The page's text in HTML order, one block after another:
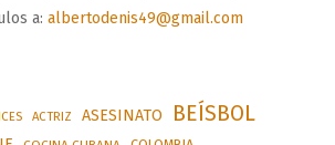
a: albertodenis49@gmail.com
ACTRIZ ASESINATO BEÍSBOL